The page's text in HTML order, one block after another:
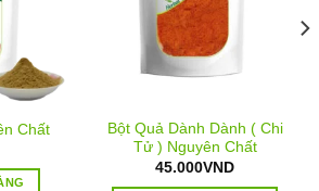
Chất
Bột Quả Dành Dành ( Chi
Tử ) Nguyên Chất
45.000VND